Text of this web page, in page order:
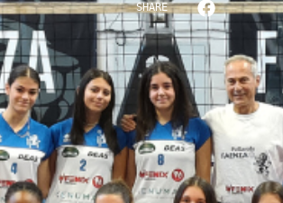
SHARE